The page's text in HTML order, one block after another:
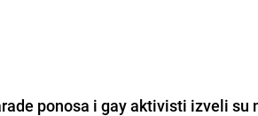
ponosa i gay aktivisti izveli